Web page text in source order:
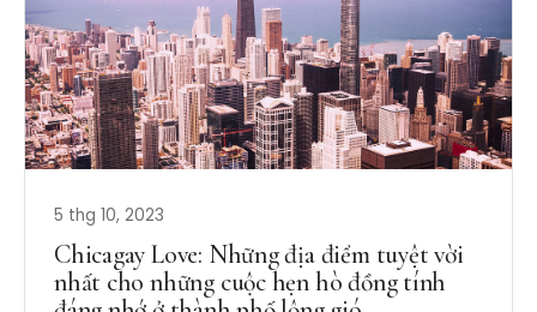
5 thg 10, 2023
Chicagay Love: Những địa điểm tuyệt vời
nhất cho những cuộc hẹn hò đồng tính